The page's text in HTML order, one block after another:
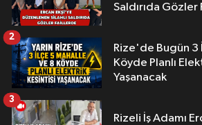
Saldırıda
Rize'de Bugün 3
Köyde Planlı
Yaşanacak
2
Rizeli İş Adamı
3